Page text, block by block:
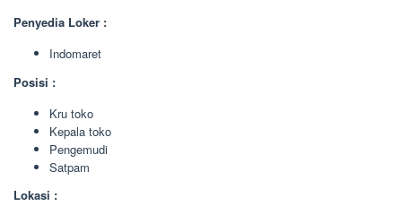
Penyedia Loker :
Indomaret
Posisi :
Kru toko
Kepala toko
Pengemudi
Satpam
Lokasi :